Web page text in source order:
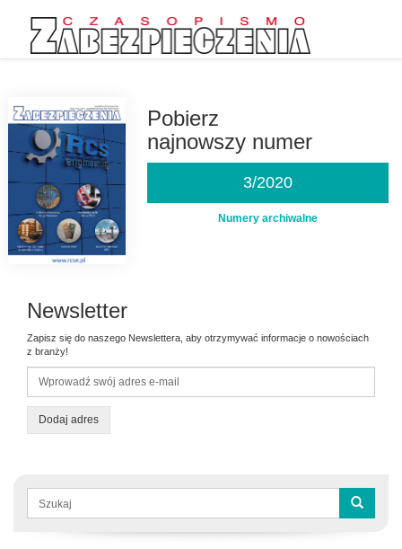
Pobierz
najnowszy numer
3/2020
Numery archiwalne
Newsletter
Zapisz się do naszego Newslettera, aby otrzymywać informacje o nowościach
z branży!
Dodaj adres
Formularz
wyszukiwania